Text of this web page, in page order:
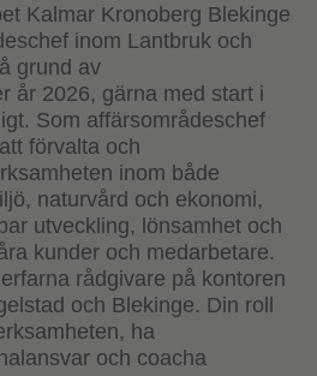
Kalmar Kronoberg Blekinge
inom Lantbruk och
grund av
år 2026, gärna med start i
Som affärsområdeschef
förvalta och
inom både
naturvård och ekonomi,
utveckling, lönsamhet och
kunder och medarbetare.
rådgivare på kontoren
och Blekinge. Din roll
ha
och coacha